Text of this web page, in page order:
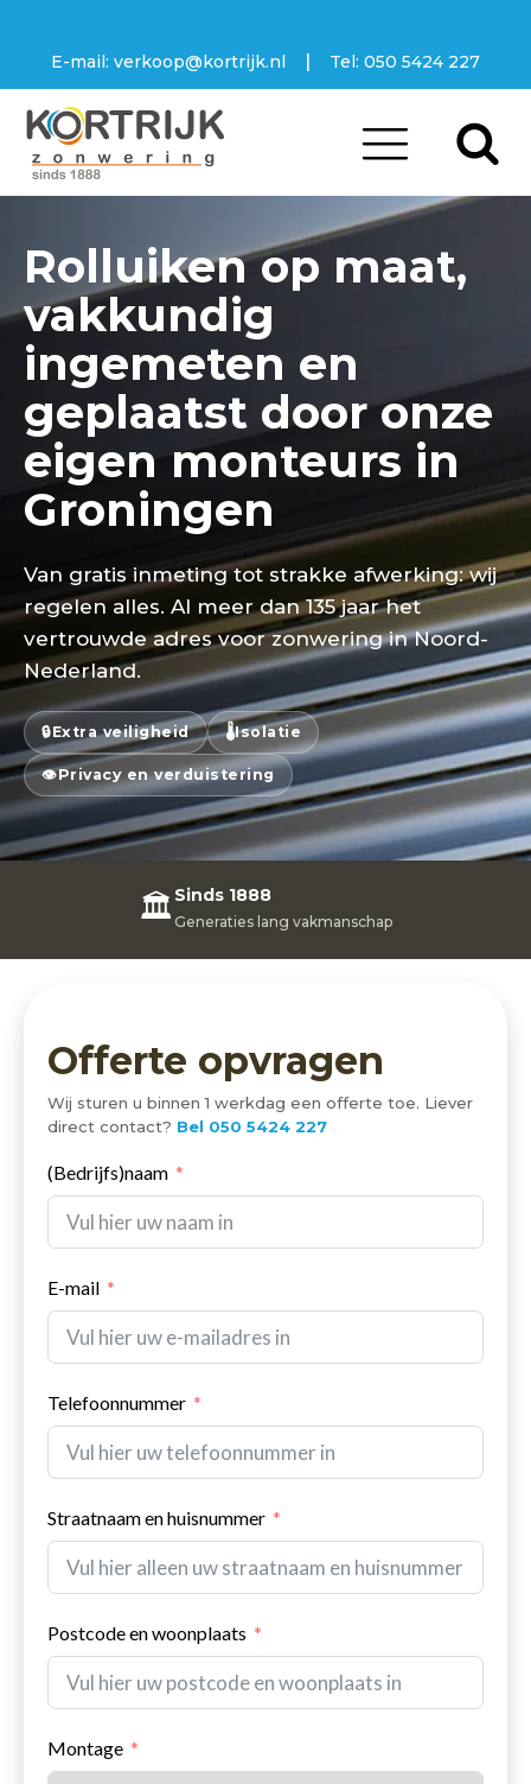
E-mail: verkoop@kortrijk.nl | Tel: 050 5424 227
Rolluiken op maat,
vakkundig
ingemeten en
geplaatst door onze
eigen monteurs in
Groningen
Van gratis inmeting tot strakke afwerking: wij
regelen alles. Al meer dan 135 jaar het
vertrouwde adres voor zonwering in Noord-
Nederland.
🔒Extra veiligheid 🌡️Isolatie
👁️Privacy en verduistering
🛡️5 jaar garantie
Op materiaal en montage
Offerte opvragen
Wij sturen u binnen 1 werkdag een offerte toe. Liever
direct contact? Bel 050 5424 227
(Bedrijfs)naam
E-mail
Telefoonnummer
Straatnaam en huisnummer
Postcode en woonplaats
Montage